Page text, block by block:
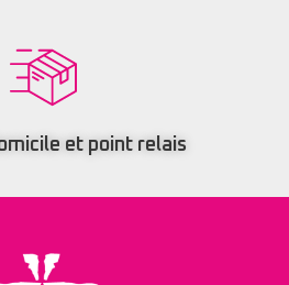
et point relais